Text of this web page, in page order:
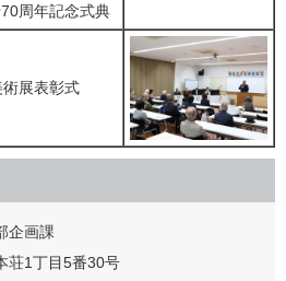
周年記念式典
展表彰式
企画課
荘1丁目5番30号